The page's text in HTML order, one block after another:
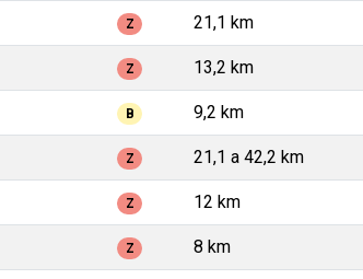
Z 21,1 km
Z 13,2 km
B 9,2 km
Z 21,1 a 42,2 km
Z 12 km
Z 8 km